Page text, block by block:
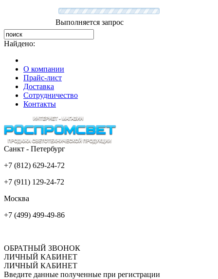
Выполняется запрос
Найдено:
О компании
Прайс-лист
Доставка
Сотрудничество
Контакты
Санкт - Петербург
+7 (812) 629-24-72
+7 (911) 129-24-72
Москва
+7 (499) 499-49-86
ОБРАТНЫЙ ЗВОНОК
ЛИЧНЫЙ КАБИНЕТ
ЛИЧНЫЙ КАБИНЕТ
Введите данные полученные при регистрации